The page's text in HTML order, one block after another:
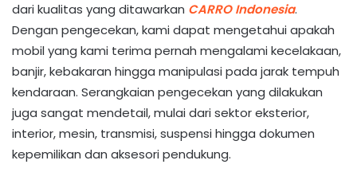
dari kualitas yang ditawarkan CARRO Indonesia.
Dengan pengecekan, kami dapat mengetahui apakah
mobil yang kami terima pernah mengalami kecelakaan,
banjir, kebakaran hingga manipulasi pada jarak tempuh
kendaraan. Serangkaian pengecekan yang dilakukan
juga sangat mendetail, mulai dari sektor eksterior,
interior, mesin, transmisi, suspensi hingga dokumen
kepemilikan dan aksesori pendukung.